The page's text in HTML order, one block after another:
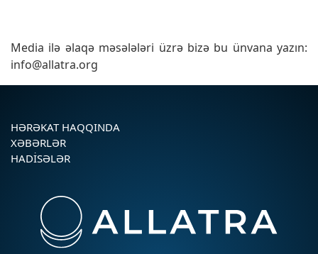
Media ilə əlaqə məsələləri üzrə bizə bu ünvana yazın:
info@allatra.org
HƏRƏKAT HAQQINDA
XƏBƏRLƏR
HADISƏLƏR